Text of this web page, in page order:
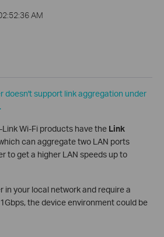
AM
doesn't support link aggregation under
Link Wi-Fi products have the Link
can aggregate two LAN ports
to get a higher LAN speeds up to
in your local network and require a
the device environment could be